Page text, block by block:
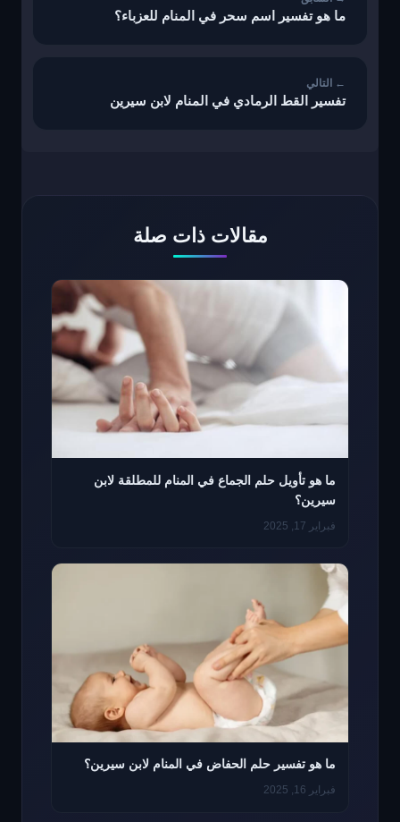
ما هو تفسير اسم سحر في المنام للعزباء؟
تفسير القط الرمادي في المنام لابن سيرين
مقالات ذات صلة
ما هو تأويل حلم الجماع في المنام للمطلقة لابن
سيرين؟
فبراير 17, 2025
ما هو تفسير حلم الحفاض في المنام لابن سيرين؟
فبراير 16, 2025